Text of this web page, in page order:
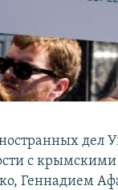
дел
с
Геннадием